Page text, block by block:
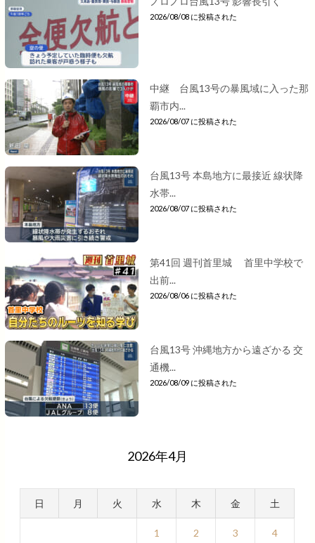
2026/08/08 に投稿された
中継 台風13号の暴風域に入った那
覇市内...
2026/08/07 に投稿された
台風13号 本島地方に最接近 線状降
水帯...
2026/08/07 に投稿された
第41回 週刊首里城 首里中学校で
出前...
2026/08/06 に投稿された
台風13号 沖縄地方から遠ざかる 交
通機...
2026/08/09 に投稿された
2026年4月
日 月 火 水 木 金 土
1 2 3 4